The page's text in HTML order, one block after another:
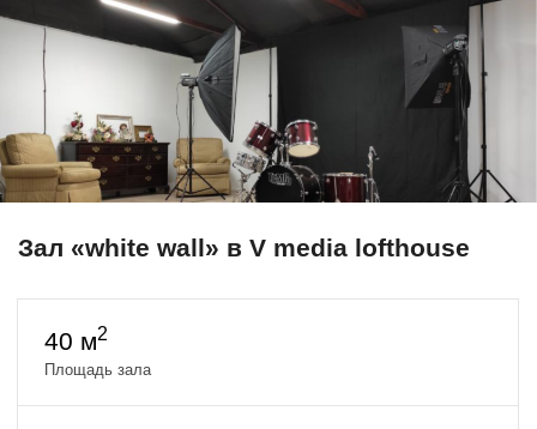
Зал «white wall» в V media lofthouse
40 м2
Площадь зала